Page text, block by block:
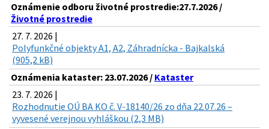
Oznámenie odboru životné prostredie:27.7.2026 /
Životné prostredie
27. 7. 2026 |
Polyfunkčné objekty A1, A2, Záhradnícka - Bajkalská
(905,2 kB)
Oznámenia kataster: 23.07.2026 / Kataster
23. 7. 2026 |
Rozhodnutie OÚ BA KO č. V-18140/26 zo dňa 22.07.26 –
vyvesené verejnou vyhláškou (2,3 MB)